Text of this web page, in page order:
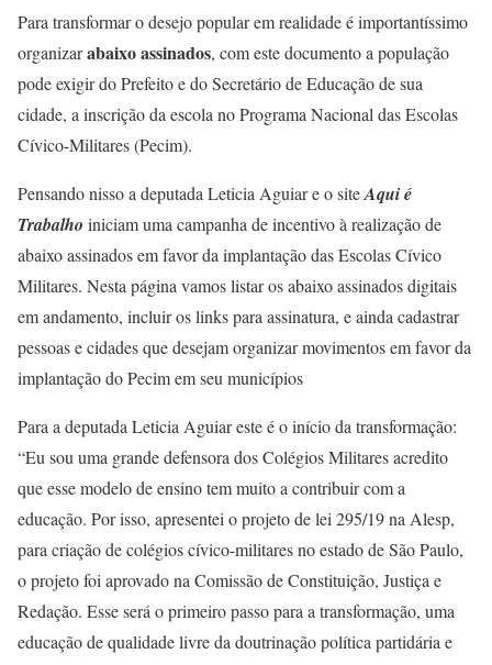
Para transformar o desejo popular em realidade é importantíssimo
organizarabaixo assinados, com este documento a população
pode exigir do Prefeito e do Secretário de Educação de sua
cidade, a inscrição da escola no Programa Nacional das Escolas
Cívico-Militares (Pecim).
Pensando nisso a deputada Leticia Aguiar e o siteAqui é
Trabalho iniciam uma campanha de incentivo à realização de
abaixo assinados em favor da implantação das Escolas Cívico
Militares. Nesta página vamos listar os abaixo assinados digitais
em andamento, incluir os links para assinatura, e ainda cadastrar
pessoas e cidades que desejam organizar movimentos em favor da
implantação do Pecim em seu municípios
Para a deputada Leticia Aguiar este é o início da transformação:
“Eu sou uma grande defensora dos Colégios Militares acredito
que esse modelo de ensino tem muito a contribuir com a
educação. Por isso, apresentei o projeto de lei 295/19 na Alesp,
para criação de colégios cívico-militares no estado de São Paulo,
o projeto foi aprovado na Comissão de Constituição, Justiça e
Redação. Esse será o primeiro passo para a transformação, uma
educação de qualidade livre da doutrinação política partidária e